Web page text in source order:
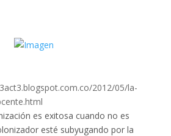
2012/05/la-
es exitosa cuando no es
esté subyugando por la